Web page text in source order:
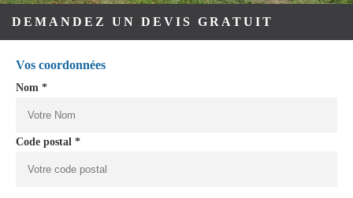
DEMANDEZ UN DEVIS GRATUIT
Vos coordonnées
Nom *
Code postal *